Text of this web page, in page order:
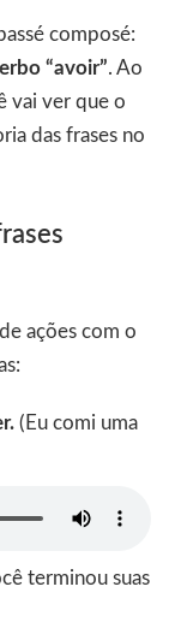
composé:
“avoir”. Ao
vai ver que o
das frases no
ações com o
(Eu comi uma
terminou suas